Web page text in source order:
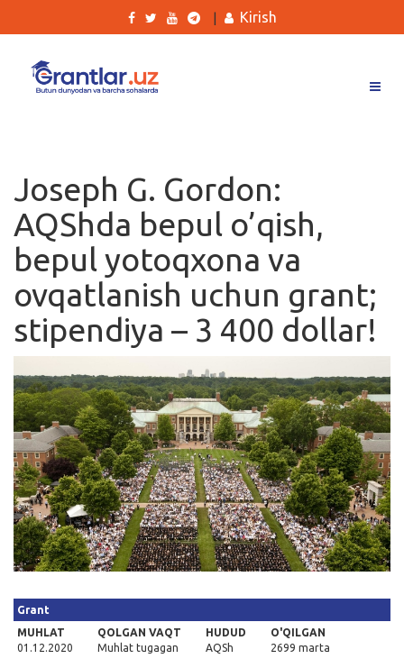
Ishlar
Kurslar
Blog
Yana
Qidirish
Kirish
Kirish
Joseph G. Gordon:
AQShda bepul o’qish,
bepul yotoqxona va
ovqatlanish uchun grant;
stipendiya – 3 400 dollar!
Grant
MUHLAT
01.12.2020
QOLGAN VAQT
Muhlat tugagan
HUDUD
AQSh
O'QILGAN
2699 marta